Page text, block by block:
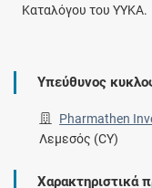
Καταλόγου του ΥΥΚΑ.
Υπεύθυνος
Pharmathen
Λεμεσός (CY)
Χαρακτηριστικά